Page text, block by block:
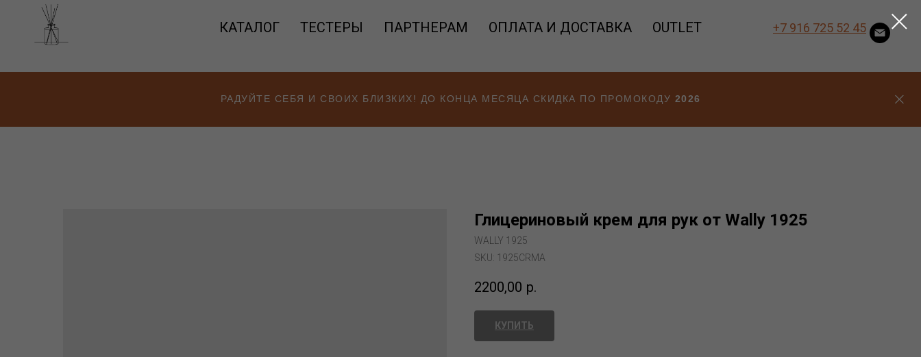
КАТАЛОГ ТЕСТЕРЫ ПАРТНЕРАМ ОПЛАТА И ДОСТАВКА OUTLET +7 916 725 52 45
РАДУЙТЕ СЕБЯ И СВОИХ БЛИЗКИХ! ДО КОНЦА МЕСЯЦА СКИДКА ПО ПРОМОКОДУ 2026
Глицериновый крем для рук от Wally 1925
WALLY 1925
SKU: 1925CRMA
2200,00 р.
КУПИТЬ